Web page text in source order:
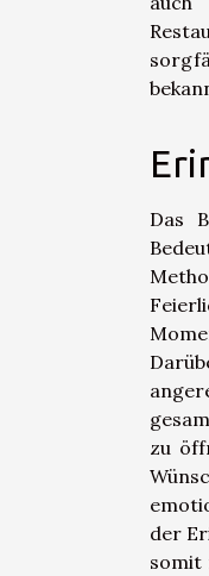
Das
zu
der
somit